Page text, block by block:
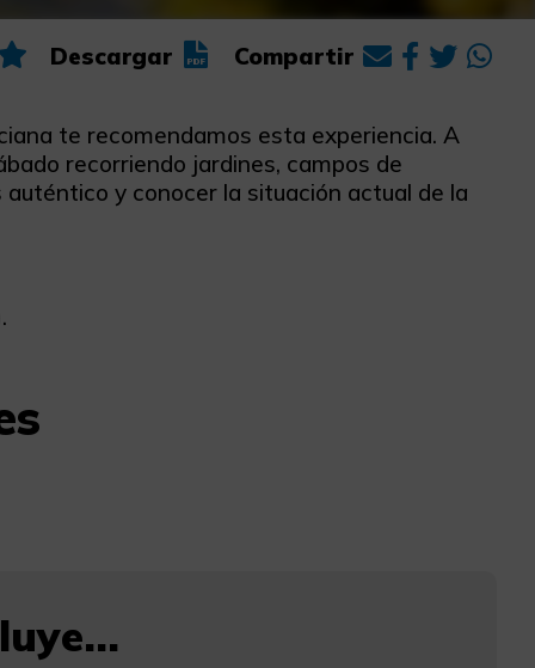
Descargar Compartir
te recomendamos esta experiencia. A
recorriendo jardines, campos de
y conocer la situación actual de la